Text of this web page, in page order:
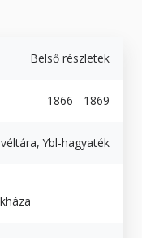
Belső részletek
1866 - 1869
Ybl-hagyaték